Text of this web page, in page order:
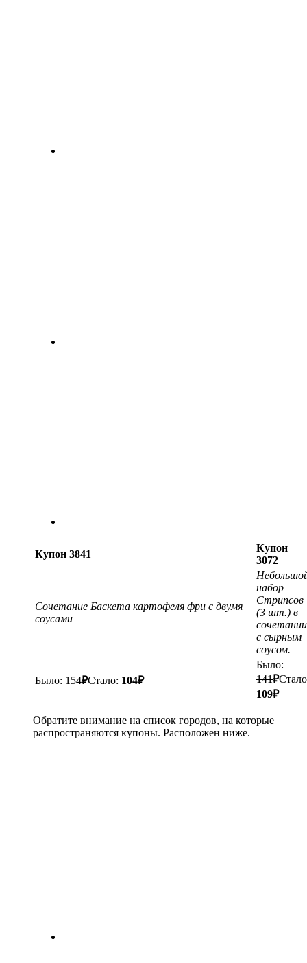
Купон 3841
Купон
3072
Сочетание Баскета картофеля фри с двумя
соусами
набор
Стрипсов
(3 шт.) в
сочетании
с сырным
соусом.
Было: 154₽Стало: 104₽
Было:
141₽
109₽
Обратите внимание на список городов, на которые
распространяются купоны. Расположен ниже.